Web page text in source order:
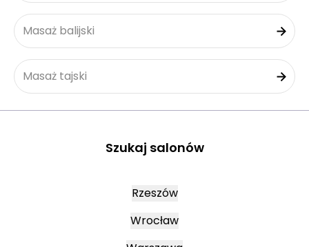
Masaż balijski
Masaż tajski
Szukaj salonów
Rzeszów
Wrocław